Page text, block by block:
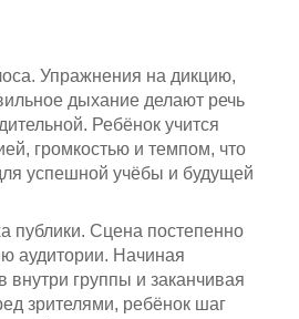
Упражнения на дикцию,
дыхание делают речь
Ребёнок учится
громкостью и темпом, что
успешной учёбы и будущей
публики. Сцена постепенно
аудитории. Начиная
внутри группы и заканчивая
зрителями, ребёнок шаг